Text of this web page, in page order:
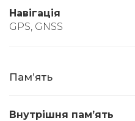
Навігація
GPS, GNSS
Памʼять
Внутрішня памʼять